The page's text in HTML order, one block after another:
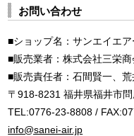
お問い合わせ
■ショップ名：サンエイエ
■販売業者：株式会社三栄商
■販売責任者：石間賢一、
〒918-8231 福井県福井市
TEL:0776-23-8808 /
info@sanei-air.jp